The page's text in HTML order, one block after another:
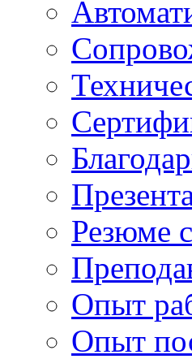
Резюме
Опыт
Опыт